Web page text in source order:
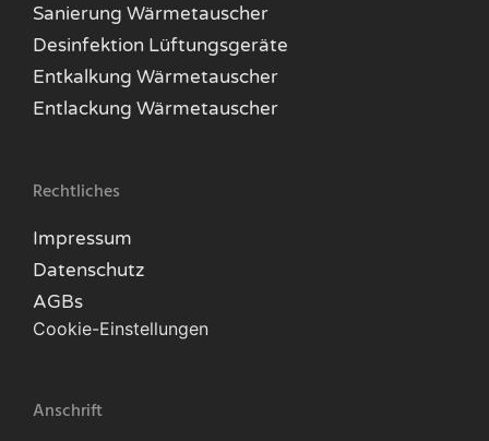
Sanierung Wärmetauscher
Desinfektion Lüftungsgeräte
Entkalkung Wärmetauscher
Entlackung Wärmetauscher
Rechtliches
Impressum
Datenschutz
AGBs
Cookie-Einstellungen
Anschrift